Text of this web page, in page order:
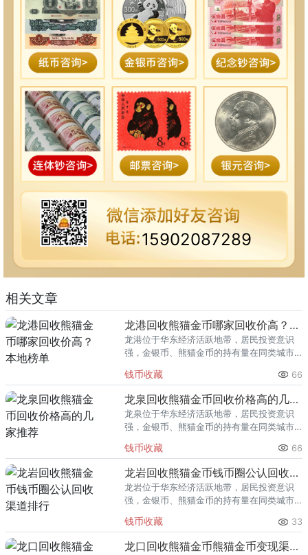
15902087289
相关文章
龙港回收熊猫金币哪家回收价高？本地榜单
龙港位于华东经济活跃地带，居民投资意识
强，金银币、熊猫金币的持有量在同类城市
熊猫金币的需求就明显升温，但鱼龙混杂的
回收渠道里，能精准识别版别溢
钱币收藏 66
龙泉回收熊猫金币回收价格高的几家推荐
龙泉位于华东经济活跃地带，居民投资意识
强，金银币、熊猫金币的持有量在同类城市
熊猫金币的需求就明显升温，但鱼龙混杂的
回收渠道里，能精准识别版别溢
钱币收藏 66
龙岩回收熊猫金币钱币圈公认回收渠道排行
龙岩位于华东经济活跃地带，居民投资意识
强，金银币、熊猫金币的持有量在同类城市
熊猫金币的需求就明显升温，但鱼龙混杂的
回收渠道里，能精准识别版别溢
钱币收藏 33
龙口回收熊猫金币熊猫金币变现渠道指南